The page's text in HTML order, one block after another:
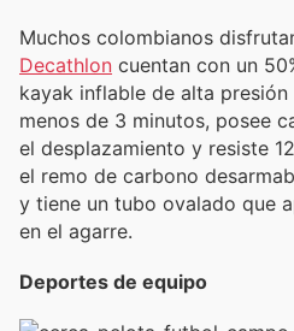
Muchos colombianos
Decathlon cuentan con un
kayak inflable de alta
menos de 3 minutos, posee
el desplazamiento y resiste
el remo de carbono
y tiene un tubo ovalado que
en el agarre.
Deportes de equipo